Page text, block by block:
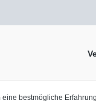
bestmögliche